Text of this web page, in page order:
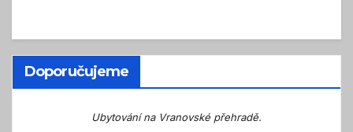
Doporučujeme
Ubytování na Vranovské přehradě.